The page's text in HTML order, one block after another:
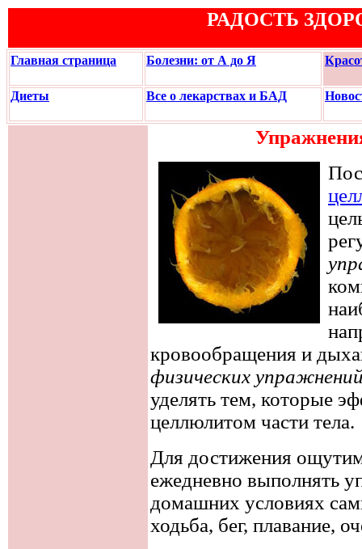
РАДОСТЬ
Главная страница Болезни: от А до Я
Диеты Все о лекарствах и БАД
кровообращения и
физических
уделять тем, которые
целлюлитом части тела.
Для достижения
ежедневно выполнять
домашних условиях
ходьба, бег, плавание,